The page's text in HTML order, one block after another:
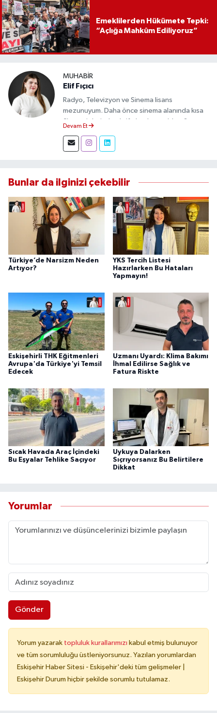
Emeklilerden Hükümete Tepki:
“Açlığa Mahkûm Ediliyoruz”
MUHABIR
Elif Fıçıcı
Radyo, Televizyon ve Sinema lisans
mezunuyum. Daha önce sinema alanında kısa
film projelerinde aktif olarak yer aldım. Şu an
görev yapıyor, gündemi sahadan takip ederek
doğru ve tarafsız haberler üretiyorum.
Devam Et
Bunlar da ilginizi çekebilir
Türkiye’de Narsizm Neden
Artıyor?
YKS Tercih Listesi
Hazırlarken Bu Hataları
Yapmayın!
Eskişehirli THK Eğitmenleri
Avrupa'da Türkiye'yi Temsil
Edecek
Uzmanı Uyardı: Klima Bakımı
İhmal Edilirse Sağlık ve
Fatura Riskte
Sıcak Havada Araç İçindeki
Bu Eşyalar Tehlike Saçıyor
Uykuya Dalarken
Sıçrıyorsanız Bu Belirtilere
Dikkat
Yorumlar
Gönder
Yorum yazarak topluluk kurallarımızı kabul etmiş bulunuyor
ve tüm sorumluluğu üstleniyorsunuz. Yazılan yorumlardan
Eskişehir Haber Sitesi - Eskişehir'deki tüm gelişmeler |
Eskişehir Durum hiçbir şekilde sorumlu tutulamaz.